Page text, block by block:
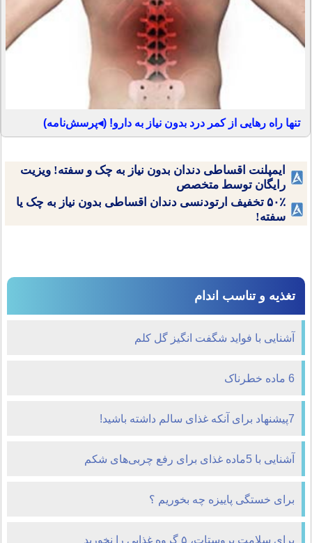
تنها راه رهایی از کمر درد بدون نیاز به دارو! (◂پرسش‌نامه)
ایمپلنت اقساطی دندان بدون نیاز به چک و سفته! ویزیت
رایگان توسط متخصص
۵۰٪ تخفیف ارتودنسی دندان اقساطی بدون نیاز به چک یا
سفته!
تغذیه و تناسب اندام
آشنایی با فواید شگفت انگیز گل کلم
6 ماده خطرناک
7پیشنهاد برای آ‌نکه غذای سالم داشته باشید!
آشنایی با 5ماده غذای برای رفع چربی‌های شکم
برای خستگی پاییزه چه بخوریم ؟
برای سلامت پروستات، ۵ گروه غذایی را نخورید